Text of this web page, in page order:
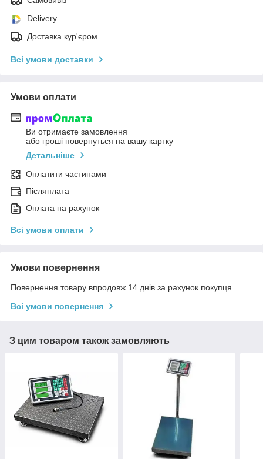
Delivery
Доставка кур'єром
Всі умови доставки
Умови оплати
Ви отримаєте замовлення
або гроші повернуться на вашу картку
Детальніше
Оплатити частинами
Післяплата
Оплата на рахунок
Всі умови оплати
Умови повернення
Повернення товару впродовж 14 днів за рахунок покупця
Всі умови повернення
З цим товаром також замовляють